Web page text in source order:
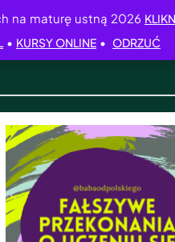
na maturę ustną 2026
• KURSY ONLINE • ODRZUĆ